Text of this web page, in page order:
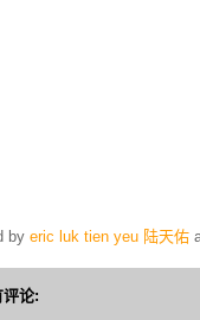
by eric luk tien yeu 陆天佑
评论: